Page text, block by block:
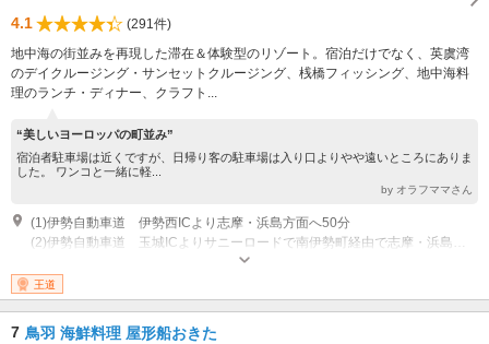
4.1
(291件)
地中海の街並みを再現した滞在＆体験型のリゾート。宿泊だけでなく、英虞湾
のデイクルージング・サンセットクルージング、桟橋フィッシング、地中海料
理のランチ・ディナー、クラフト...
“美しいヨーロッパの町並み”
宿泊者駐車場は近くですが、日帰り客の駐車場は入り口よりやや遠いところにありま
した。 ワンコと一緒に軽...
by オラフママさん
(1)伊勢自動車道 伊勢西ICより志摩・浜島方面へ50分
営業時間：10：00～17：00（16時30分最終受付、17:00にご退出いただき
ます。） 休業日：不定休
王道
7 鳥羽 海鮮料理 屋形船おきた